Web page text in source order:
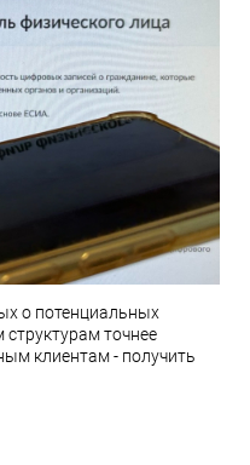
о потенциальных
точнее
клиентам - получить